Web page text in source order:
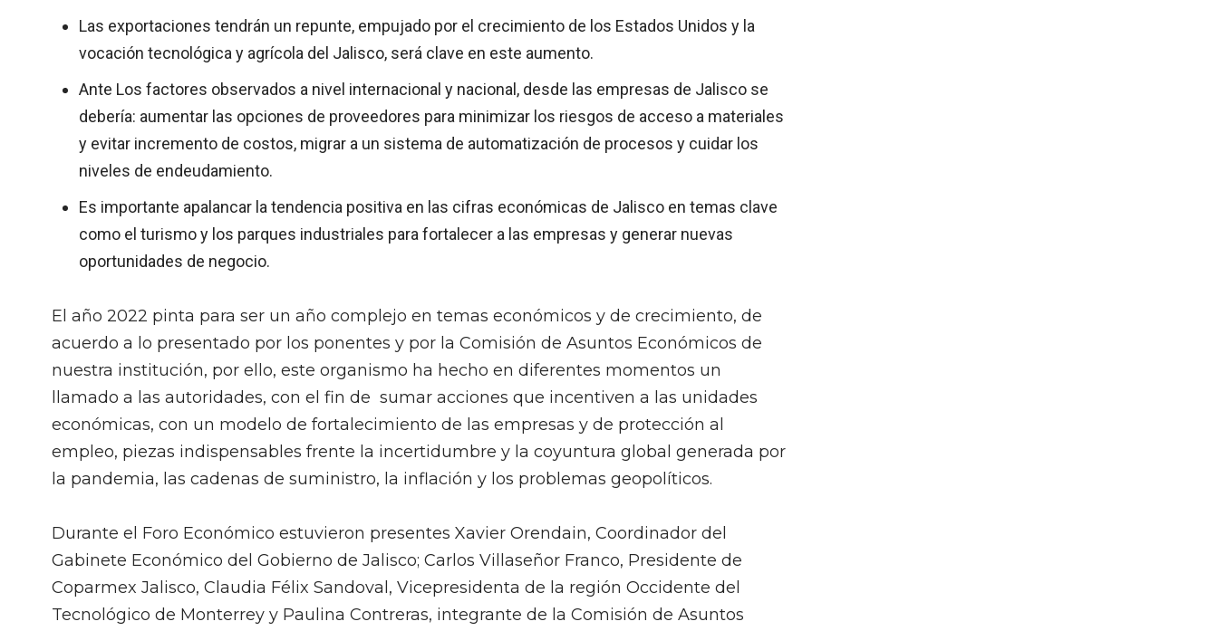
Las exportaciones tendrán un repunte, empujado por el crecimiento de los Estados Unidos y la
vocación tecnológica y agrícola del Jalisco, será clave en este aumento.
Ante Los factores observados a nivel internacional y nacional, desde las empresas de Jalisco se
debería: aumentar las opciones de proveedores para minimizar los riesgos de acceso a materiales
y evitar incremento de costos, migrar a un sistema de automatización de procesos y cuidar los
niveles de endeudamiento.
Es importante apalancar la tendencia positiva en las cifras económicas de Jalisco en temas clave
como el turismo y los parques industriales para fortalecer a las empresas y generar nuevas
oportunidades de negocio.
El año 2022 pinta para ser un año complejo en temas económicos y de crecimiento, de
acuerdo a lo presentado por los ponentes y por la Comisión de Asuntos Económicos de
nuestra institución, por ello, este organismo ha hecho en diferentes momentos un
llamado a las autoridades, con el fin de sumar acciones que incentiven a las unidades
económicas, con un modelo de fortalecimiento de las empresas y de protección al
empleo, piezas indispensables frente la incertidumbre y la coyuntura global generada por
la pandemia, las cadenas de suministro, la inflación y los problemas geopolíticos.
Durante el Foro Económico estuvieron presentes Xavier Orendain, Coordinador del
Gabinete Económico del Gobierno de Jalisco; Carlos Villaseñor Franco, Presidente de
Coparmex Jalisco, Claudia Félix Sandoval, Vicepresidenta de la región Occidente del
Tecnológico de Monterrey y Paulina Contreras, integrante de la Comisión de Asuntos